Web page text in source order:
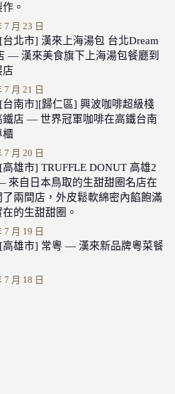
。
7 月 23 日
北市] 漢來上海湯包 台北Dream
— 漢來美食旗下上海湯包餐廳到
店
7 月 21 日
南市][歸仁區] 興波咖啡超級棧
鐵店 — 世界冠軍咖啡在高鐵台南
櫃
7 月 20 日
雄市] TRUFFLE DONUT 高雄2
來自日本鳥取的生甜甜圈名店在
了兩間店，外皮鬆軟綿密內餡飽滿
的生甜甜圈。
7 月 19 日
高雄市] 常粵 — 漢來新品牌粵菜餐
7 月 18 日